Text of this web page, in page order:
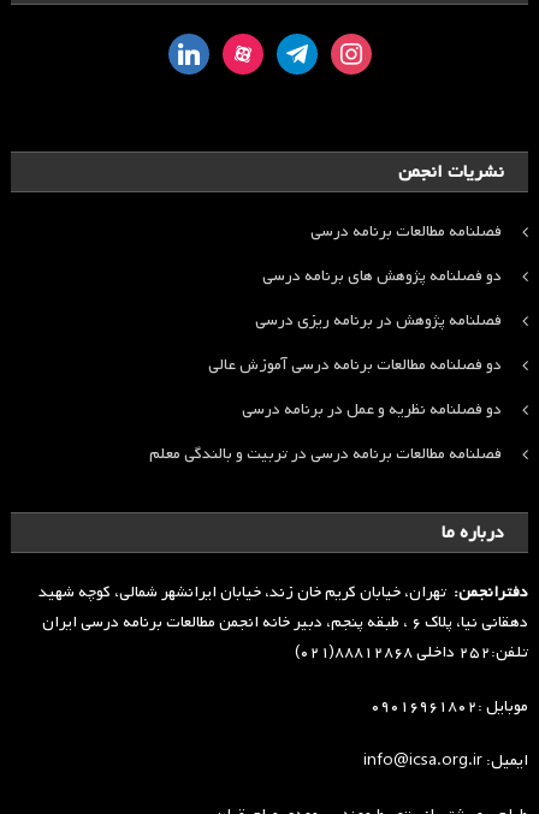
instagram
telegram
aparat
linkedin
نشریات انجمن
فصلنامه مطالعات برنامه درسی
دو فصلنامه پژوهش های برنامه درسی
فصلنامه پژوهش در برنامه ریزی درسی
دو فصلنامه مطالعات برنامه درسی آموزش عالی
دو فصلنامه نظریه و عمل در برنامه درسی
فصلنامه مطالعات برنامه درسی در تربیت و بالندگی معلم
درباره ما
دفترانجمن: تهران، خیابان کریم خان زند، خیابان ایرانشهر شمالی، کوچه شهید
دهقانی نیا، پلاک ۶ ، طبقه پنجم، دبیر خانه انجمن مطالعات برنامه درسی ایران
تلفن:۲۵۲ داخلی ۸۸۸۱۲۸۶۸(۰۲۱)
موبایل :۰۹۰۱۶۹۶۱۸۰۲
ایمیل: info@icsa.org.ir